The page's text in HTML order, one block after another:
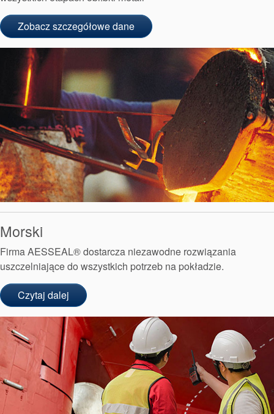
Zobacz szczegółowe dane
Morski
Firma AESSEAL® dostarcza niezawodne rozwiązania
uszczelniające do wszystkich potrzeb na pokładzie.
Czytaj dalej